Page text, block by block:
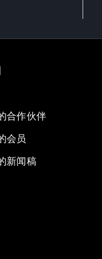
合作伙伴
会员
新闻稿